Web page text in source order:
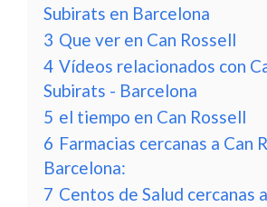
Subirats en Barcelona
3 Que ver en Can Rossell
4 Vídeos relacionados con
Subirats - Barcelona
5 el tiempo en Can Rossell
6 Farmacias cercanas a Can
Barcelona:
7 Centos de Salud cercanas